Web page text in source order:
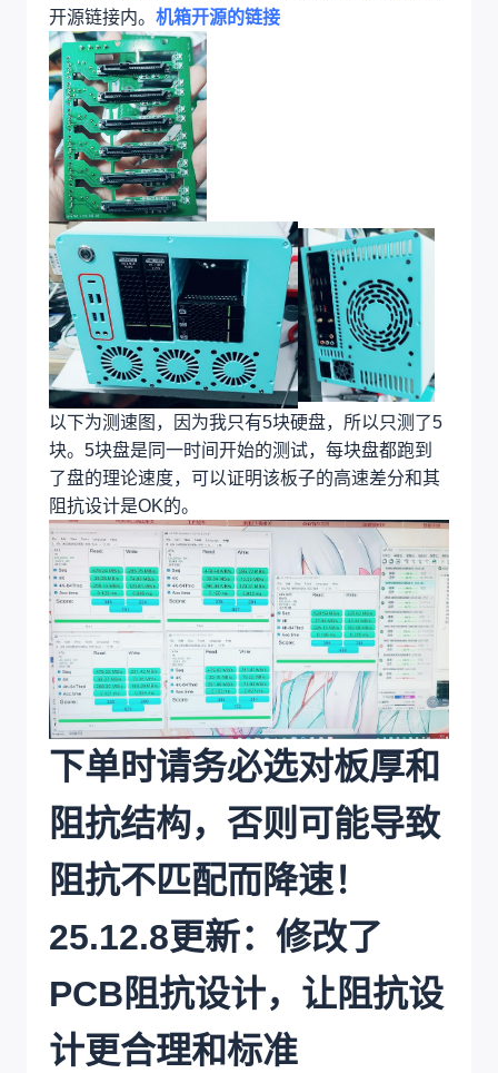
开源链接内。 机箱开源的链接
以下为测速图，因为我只有5块硬盘，所以只测了5
块。5块盘是同一时间开始的测试，每块盘都跑到
了盘的理论速度，可以证明该板子的高速差分和其
阻抗设计是OK的。
下单时请务必选对板厚和
阻抗结构，否则可能导致
阻抗不匹配而降速！
25.12.8更新：修改了
PCB阻抗设计，让阻抗设
计更合理和标准